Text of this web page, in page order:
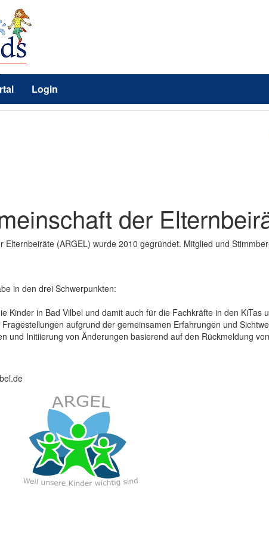
Login
der
Elternbeiräte (ARGEL) wurde 2010 gegründet. Mitglied und
in den drei Schwerpunkten:
Kinder in Bad Vilbel und damit auch für die Fachkräfte in den KiTas
aufgrund der gemeinsamen Erfahrungen und
und Initiierung von Änderungen basierend auf den Rückmeldung